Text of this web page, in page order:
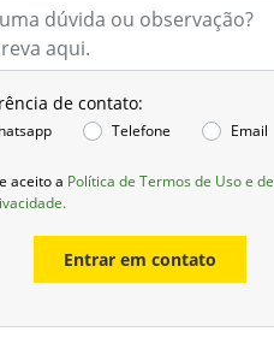
de contato:
Telefone Email
aceito a Política de Termos de Uso e de
Entrar em contato